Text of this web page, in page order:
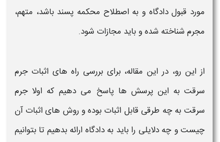
مورد قبول دادگاه و به اصطلاح محکمه پسند باشد، متهم،
مجرم شناخته شده و باید مجازات شود.
از این رو، در این مقاله، برای بررسی راه های اثبات جرم
سرقت به این پرسش ها پاسخ می دهیم که اولاجرم
سرقت به چه طرقی قابل اثبات بوده و روش های اثبات آن
چیست و چه دلایلی را باید به دادگاه ارائه بدهیم تا بتوانیم